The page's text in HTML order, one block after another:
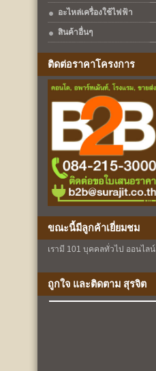
อะไหล่เครื่องใช้ไฟฟ้า
สินค้าอื่นๆ
ติดต่อราคาโครงการ
ขณะนี้มีลูกค้าเยี่ยมชม
เรามี 101 บุคคลทั่วไป ออนไลน์
ถูกใจ และติดตาม สุรจิต